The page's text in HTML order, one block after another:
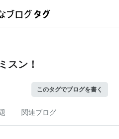
スン！
このタグでブログを書く
関連ブログ